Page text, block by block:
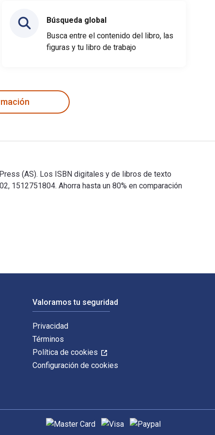
Búsqueda global
Busca entre el contenido del libro, las
figuras y tu libro de trabajo
(AS). Los ISBN digitales y de libros de texto
1512751804. Ahorra hasta un 80% en comparación
Valoramos tu seguridad
Privacidad
Términos
Política de cookies
Configuración de cookies
Métodos de pago admitidos